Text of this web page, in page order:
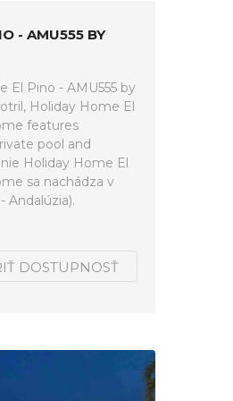
- AMU555 BY
El Pino - AMU555 by
Holiday Home El
features
pool and
Holiday Home El
sa nachádza v
Andalúzia).
DOSTUPNOSŤ